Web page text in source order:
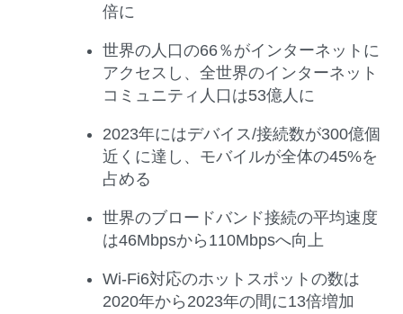
倍に
世界の人口の66％がインターネットに
アクセスし、全世界のインターネット
コミュニティ人口は53億人に
2023年にはデバイス/接続数が300億個
近くに達し、モバイルが全体の45%を
占める
世界のブロードバンド接続の平均速度
は46Mbpsから110Mbpsへ向上
Wi-Fi6対応のホットスポットの数は
2020年から2023年の間に13倍増加